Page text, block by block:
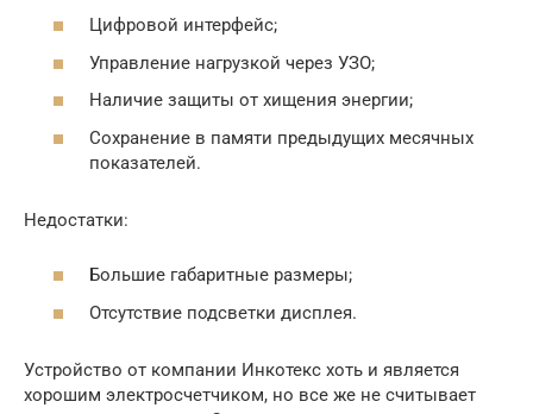
Цифровой интерфейс;
Управление нагрузкой через УЗО;
Наличие защиты от хищения энергии;
Сохранение в памяти предыдущих месячных
показателей.
Недостатки:
Большие габаритные размеры;
Отсутствие подсветки дисплея.
Устройство от компании Инкотекс хоть и является
хорошим электросчетчиком, но все же не считывает